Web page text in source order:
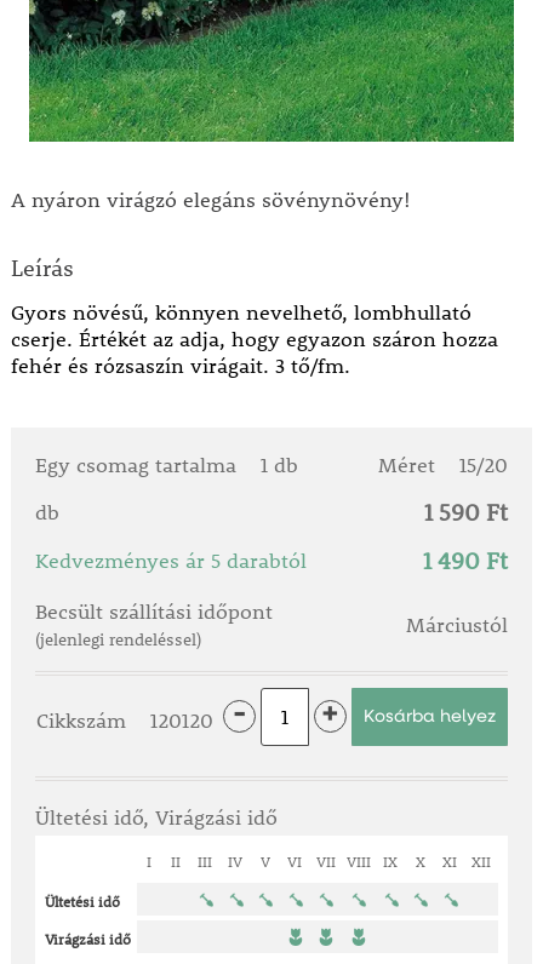
A nyáron virágzó elegáns sövénynövény!
Leírás
Gyors növésű, könnyen nevelhető, lombhullató
cserje. Értékét az adja, hogy egyazon száron hozza
fehér és rózsaszín virágait. 3 tő/fm.
Egy csomag tartalma 1 db Méret
15/20
db
1 590 Ft
Kedvezményes ár 5 darabtól 1 490 Ft
Becsült szállítási időpont
(jelenlegi rendeléssel)
Márciustól
Cikkszám 120120 - +
Ültetési idő, Virágzási idő
I II III IV V VI VII VIII IX X XI XII
Ültetési idő
Virágzási idő